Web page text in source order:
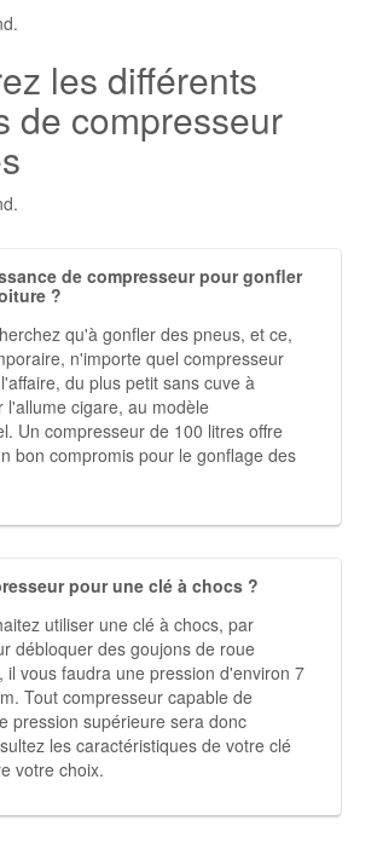
les différents
de compresseur
de compresseur pour gonfler
?
qu'à gonfler des pneus, et ce,
n'importe quel compresseur
du plus petit sans cuve à
l'allume cigare, au modèle
Un compresseur de 100 litres offre
bon compromis pour le gonflage des
pour une clé à chocs ?
utiliser une clé à chocs, par
débloquer des goujons de roue
il vous faudra une pression d'environ 7
Tout compresseur capable de
pression supérieure sera donc
les caractéristiques de votre clé
votre choix.